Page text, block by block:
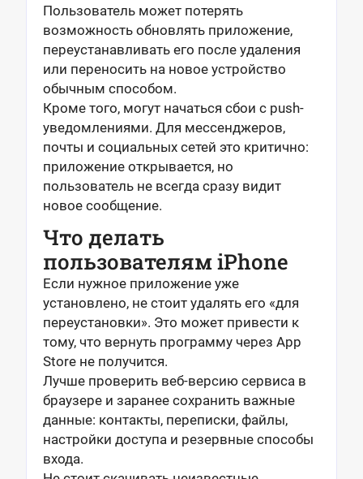
Пользователь может потерять
возможность обновлять приложение,
переустанавливать его после удаления
или переносить на новое устройство
обычным способом.
Кроме того, могут начаться сбои с push-
уведомлениями. Для мессенджеров,
почты и социальных сетей это критично:
приложение открывается, но
пользователь не всегда сразу видит
новое сообщение.
Что делать
пользователям iPhone
Если нужное приложение уже
установлено, не стоит удалять его «для
переустановки». Это может привести к
тому, что вернуть программу через App
Store не получится.
Лучше проверить веб-версию сервиса в
браузере и заранее сохранить важные
данные: контакты, переписки, файлы,
настройки доступа и резервные способы
входа.